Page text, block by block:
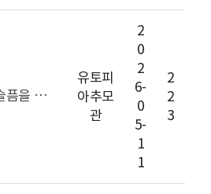
"인공지능이 슬픔을 어루만지다"... 유토피아추모공원, '대한민국 AI 혁신대상' 영예의 대상 수상
유토피
아추모
관
2
0
2
6-
0
5-
1
1
2
2
3